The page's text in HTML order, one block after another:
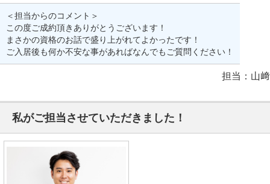
＜担当からのコメント＞
この度ご成約頂きありがとうございます！
まさかの資格のお話で盛り上がれてよかったです！
ご入居後も何か不安な事があればなんでもご質問ください！
担当：山﨑
私がご担当させていただきました！